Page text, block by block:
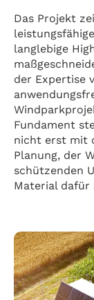
Das Projekt
langlebige
der Expertise
Fundament
nicht erst mit
Planung, der
schützenden
Material dafür